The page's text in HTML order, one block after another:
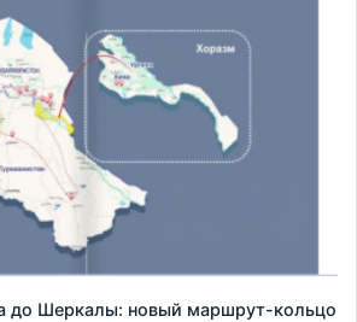
до Шеркалы: новый маршрут-кольцо